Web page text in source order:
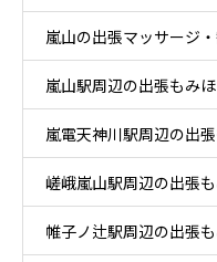
嵐山の出張マッサージ
嵐山駅周辺の出張もみ
嵐電天神川駅周辺の出
ア
嵯峨嵐山駅周辺の出張
ア
帷子ノ辻駅周辺の出張